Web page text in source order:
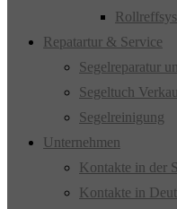
Repatartur & Service
Segelreparatur
Segeltuch
Segelreinigung
Unternehmen
Kontakte in der
Kontakte in